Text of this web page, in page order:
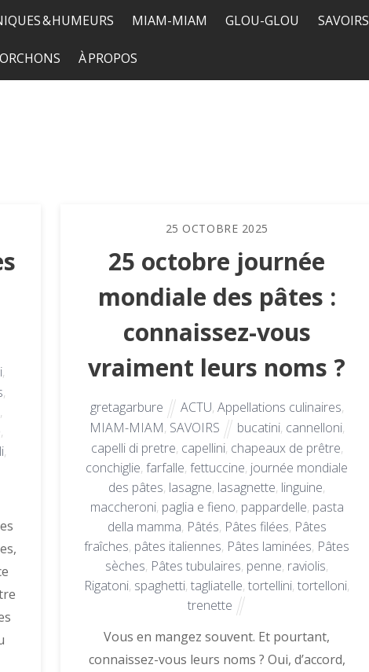
& HUMEURS MIAM-MIAM GLOU-GLOU SAVOIRS
À PROPOS
,
,
,
,
,
25 OCTOBRE 2025
25 octobre journée
mondiale des pâtes :
connaissez-vous
vraiment leurs noms ?
gretagarbure ACTU,Appellations culinaires,
MIAM-MIAM, SAVOIRS bucatini, cannelloni,
capelli di pretre, capellini, chapeaux de prêtre,
conchiglie,farfalle,fettuccine, journée mondiale
des pâtes, lasagne, lasagnette, linguine,
maccheroni, paglia e fieno, pappardelle, pasta
della mamma, Pâtés, Pâtes filées, Pâtes
fraîches, pâtes italiennes, Pâtes laminées, Pâtes
sèches, Pâtes tubulaires, penne, raviolis,
Rigatoni, spaghetti,tagliatelle,tortellini,tortelloni,
trenette
Vous en mangez souvent. Et pourtant,
connaissez-vous leurs noms ? Oui, d’accord,